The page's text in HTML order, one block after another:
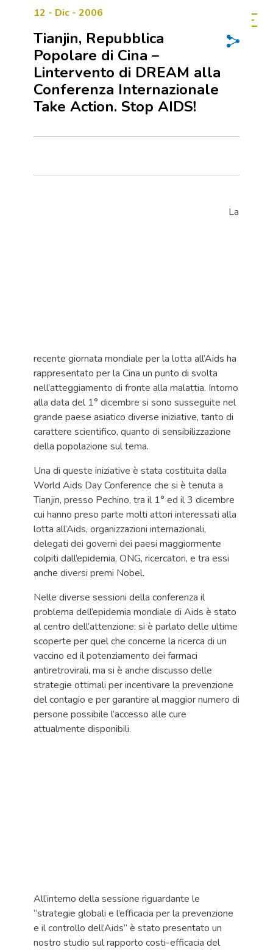
12 - Dic - 2006
Tianjin, Repubblica
Popolare di Cina –
Lintervento di DREAM alla
Conferenza Internazionale
Take Action. Stop AIDS!
La
recente giornata mondiale per la lotta all’Aids ha
rappresentato per la Cina un punto di svolta
nell’atteggiamento di fronte alla malattia. Intorno
alla data del 1° dicembre si sono susseguite nel
grande paese asiatico diverse iniziative, tanto di
carattere scientifico, quanto di sensibilizzazione
della popolazione sul tema.
Una di queste iniziative è stata costituita dalla
World Aids Day Conference che si è tenuta a
Tianjin, presso Pechino, tra il 1° ed il 3 dicembre
cui hanno preso parte molti attori interessati alla
lotta all’Aids, organizzazioni internazionali,
delegati dei governi dei paesi maggiormente
colpiti dall’epidemia, ONG, ricercatori, e tra essi
anche diversi premi Nobel.
Nelle diverse sessioni della conferenza il
problema dell’epidemia mondiale di Aids è stato
al centro dell’attenzione: si è parlato delle ultime
scoperte per quel che concerne la ricerca di un
vaccino ed il potenziamento dei farmaci
antiretrovirali, ma si è anche discusso delle
strategie ottimali per incentivare la prevenzione
del contagio e per garantire al maggior numero di
persone possibile l’accesso alle cure
attualmente disponibili.
All’interno della sessione riguardante le
“strategie globali e l’efficacia per la prevenzione
e il controllo dell’Aids” è stato presentato un
nostro studio sul rapporto costi-efficacia del